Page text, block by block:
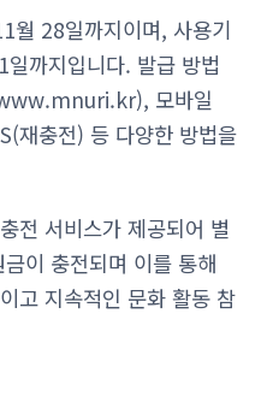
월 28일까지이며, 사용기
까지입니다. 발급 방법
모바일
재충전) 등 다양한 방법을
전 서비스가 제공되어 별
이 충전되며 이를 통해
고 지속적인 문화 활동 참